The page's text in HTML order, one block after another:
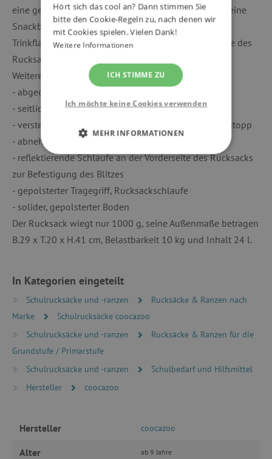
eine geräumige Vordertasche, die beispielsweise für eine
Snackbox geeignet ist, zwei Seitentaschen für eine
Trinkflasche und eine Geheimtasche auf der Rückseite des
Rucksacks.
Weitere Vorteile dieses Schulrucksacks:
- abgedeckte Marken-YKK-Reißverschlüsse
- seitliche Riemen
- verstellbarer, abnehmbarer Brustgurt mit Anti-Zug-Stopp
- abnehmbarer Lendengurt für mehr Sicherheit
- reflektierende Schlaufe an der Vorderseite des Rucksacks
zur Befestigung des Blitzes
- gepolsterter Tragegriff, Rucksackschlaufe
- solider, gepolsterter Boden
Der Rucksack wiegt nur 1000 g, seine Außenmaße betragen
B.29 x T.20 x H.41 cm, Belastbarkeit 10 kg und Inhalt 24 l.
In Kategorien eingeteilt
Schulrucksäcke und -ranzen
Rucksäcke & Ranzen nach
Marke
Schulrucksäcke coocazoo
Schulrucksäcke und -ranzen
Rucksäcke & Ranzen für die
Grundstufe / Primarstufe
Schulrucksäcke und -ranzen
Schulbedarf und Hilfsmittel
Hersteller
coocazoo
Hersteller coocazoo
Alter ab 9 Jahre
Hört sich das cool an? Dann stimmen Sie
bitte den Cookie-Regeln zu, nach denen wir
mit Cookies spielen. Vielen Dank!
Weitere Informationen
ICH STIMME ZU
Ich möchte keine Cookies verwenden
MEHR INFORMATIONEN
UNBEDINGT ERFORDERLICH
PERFORMANCE
FUNKTIONALITÄT
Unbedingt erforderlich
Performance
Targeting
Funktionalität
wesentliche Kernfunktionen der Website wie die
Ohne die unbedingt erforderlichen Cookies
verwendet werden.